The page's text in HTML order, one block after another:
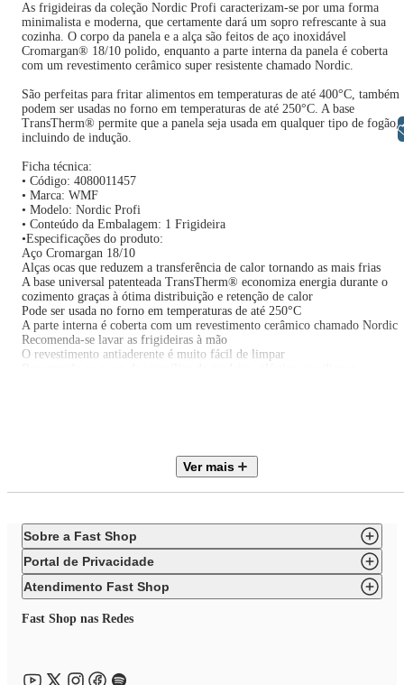
As frigideiras da coleção Nordic Profi caracterizam-se por uma forma
minimalista e moderna, que certamente dará um sopro refrescante à sua
cozinha. O corpo da panela e a alça são feitos de aço inoxidável
Cromargan® 18/10 polido, enquanto a parte interna da panela é coberta
com um revestimento cerâmico super resistente chamado Nordic.
São perfeitas para fritar alimentos em temperaturas de até 400°C, também
podem ser usadas no forno em temperaturas de até 250°C. A base
TransTherm® permite que a panela seja usada em qualquer tipo de fogão,
incluindo de indução.
Ficha técnica:
• Código: 4080011457
• Marca: WMF
• Modelo: Nordic Profi
• Conteúdo da Embalagem: 1 Frigideira
•Especificações do produto:
Aço Cromargan 18/10
Alças ocas que reduzem a transferência de calor tornando as mais frias
A base universal patenteada TransTherm® economiza energia durante o
cozimento graças à ótima distribuição e retenção de calor
Pode ser usada no forno em temperaturas de até 250°C
A parte interna é coberta com um revestimento cerâmico chamado Nordic
Recomenda-se lavar as frigideiras à mão
O revestimento antiaderente é muito fácil de limpar
Ver mais
Sobre a Fast Shop
Portal de Privacidade
Atendimento Fast Shop
Fast Shop nas Redes
Libras